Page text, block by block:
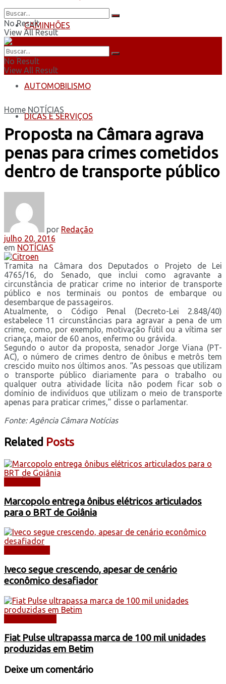
CAMINHÕES
ÔNIBUS
AUTOMOBILISMO
DICAS E SERVIÇOS
No Result
View All Result
No Result
View All Result
Home NOTÍCIAS
Proposta na Câmara agrava
penas para crimes cometidos
dentro de transporte público
por Redação
julho 20, 2016
em NOTÍCIAS
Tramita na Câmara dos Deputados o Projeto de Lei
4765/16, do Senado, que inclui como agravante a
circunstância de praticar crime no interior de transporte
público e nos terminais ou pontos de embarque ou
desembarque de passageiros.
Atualmente, o Código Penal (Decreto-Lei 2.848/40)
estabelece 11 circunstâncias para agravar a pena de um
crime, como, por exemplo, motivação fútil ou a vítima ser
criança, maior de 60 anos, enfermo ou grávida.
Segundo o autor da proposta, senador Jorge Viana (PT-
AC), o número de crimes dentro de ônibus e metrôs tem
crescido muito nos últimos anos. “As pessoas que utilizam
o transporte público diariamente para o trabalho ou
qualquer outra atividade lícita não podem ficar sob o
domínio de indivíduos que utilizam o meio de transporte
apenas para praticar crimes,” disse o parlamentar.
Fonte: Agência Câmara Notícias
Related Posts
Marcopolo entrega ônibus elétricos articulados
para o BRT de Goiânia
Iveco segue crescendo, apesar de cenário
econômico desafiador
Fiat Pulse ultrapassa marca de 100 mil unidades
produzidas em Betim
Deixe um comentário